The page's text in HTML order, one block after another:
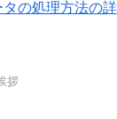
タの処理方法の
拶